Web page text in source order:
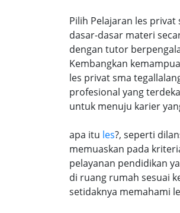
Pilih Pelajaran les
dasar-dasar materi
dengan tutor
Kembangkan
les privat sma
profesional yang
untuk menuju karier
apa itu les?, seperti
memuaskan pada
pelayanan pendidikan
di ruang rumah sesuai
setidaknya memahami